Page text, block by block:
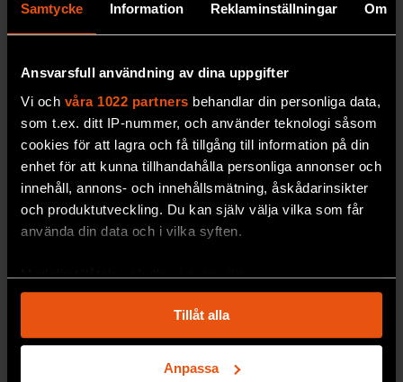
Samtycke Information Reklaminställningar Om
Ansvarsfull användning av dina uppgifter
Vi och våra 1022 partners behandlar din personliga data,
som t.ex. ditt IP-nummer, och använder teknologi såsom
cookies för att lagra och få tillgång till information på din
enhet för att kunna tillhandahålla personliga annonser och
innehåll, annons- och innehållsmätning, åskådarinsikter
och produktutveckling. Du kan själv välja vilka som får
använda din data och i vilka syften.
Med din tillåtelse skulle vi även vilja:
som kan ha en noggrannhet på upp till flera meter
Identifiera din enhet genom att aktivt skanna den
för specifika kännetecken (fingeravtryck)
Tillåt alla
Anpassa
KUNSKAP BASERAD PÅ VETENSKAP
Prenumerera på
Forskning & Framsteg!
E-tidning
Nyhetsbrev • Rabatt på våra
evenemang
frysrum på
Naturhistor
iska säkrar
forskning
om
miljögifter
Miljöprovbanken vid
Naturhistoriska
riksmuseet är en av
behöver den byggas
PREMIUM GIFTER